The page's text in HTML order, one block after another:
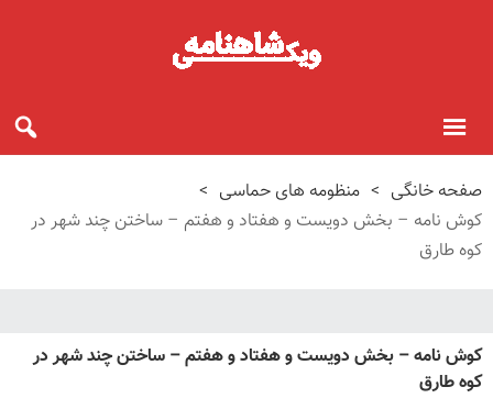
صفحه خانگی > منظومه های حماسی >
کوش نامه – بخش دویست و هفتاد و هفتم – ساختن چند شهر در
کوه طارق
کوش نامه – بخش دویست و هفتاد و هفتم – ساختن چند شهر در
کوه طارق